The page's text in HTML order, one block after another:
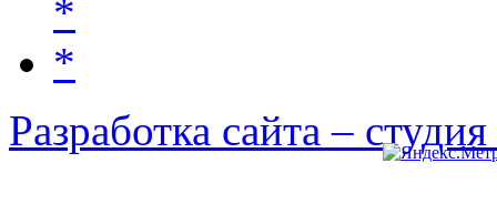
Разработка сайта –